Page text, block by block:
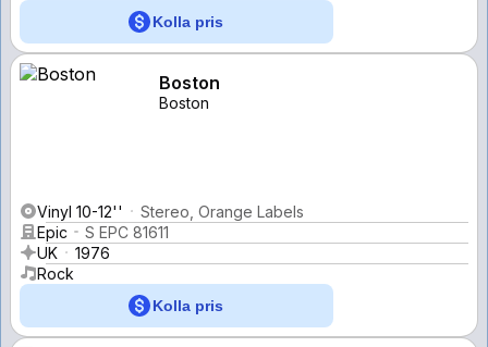
Kolla pris
Boston
Boston
Vinyl 10-12''
Stereo, Orange Labels
Epic
S EPC 81611
UK
1976
Rock
Kolla pris